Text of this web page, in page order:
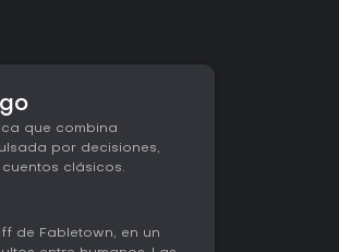
que combina
por decisiones,
clásicos.
de Fabletown, en un